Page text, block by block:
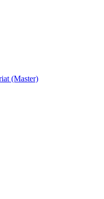
(Master)